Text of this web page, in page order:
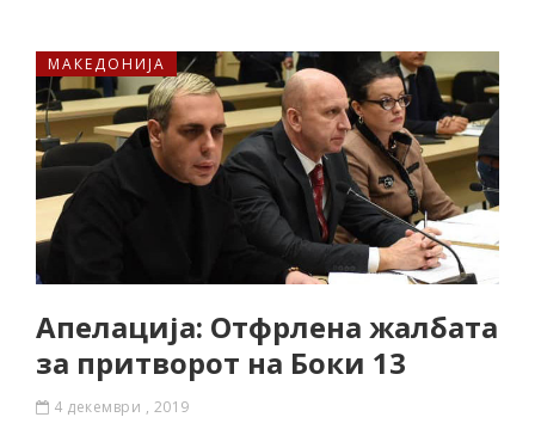
МАКЕДОНИЈА
Апелација: Отфрлена жалбата
за притворот на Боки 13
4 декември , 2019